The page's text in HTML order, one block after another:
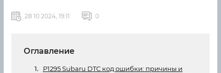
28 10 2024, 19:11 0
Оглавление
P1295 Subaru DTC код ошибки: причины и